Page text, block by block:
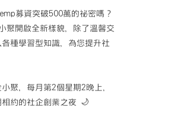
募資突破500萬的祕密嗎？
聚開啟全新樣貌，除了溫馨交
各種學習型知識，為您提升社
聚，每月第2個星期2晚上，
相約的社企創業之夜 🌙